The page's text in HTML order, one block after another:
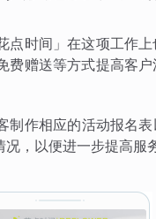
时间」在这项工作
赠送等方式提高客
作相应的活动报名
，以便进一步提高服